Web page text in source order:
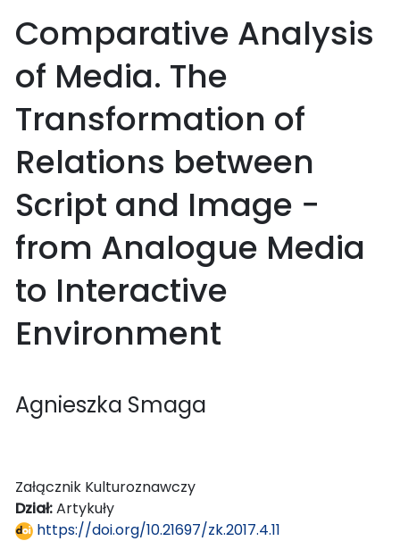
Comparative Analysis
of Media. The
Transformation of
Relations between
Script and Image −
from Analogue Media
to Interactive
Environment
Agnieszka Smaga
Załącznik Kulturoznawczy
Dział:Artykuły
https://doi.org/10.21697/zk.2017.4.11